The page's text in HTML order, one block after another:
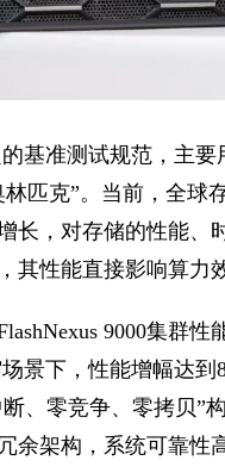
准测试规范，主要
匹克”。当前，全球
长，对存储的性能
其性能直接影响算力
9000集群性
景下，性能增幅达
、零竞争、零拷贝”
架构，系统可靠性高